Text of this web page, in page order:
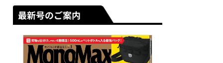
最新号のご案内